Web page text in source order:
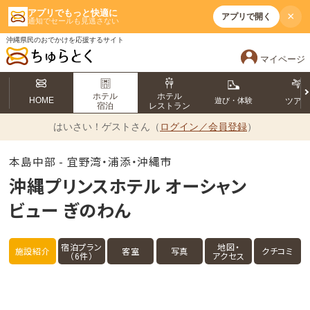
アプリでもっと快適に
通知でセールも見逃さない アプリで開く ×
沖縄県民のおでかけを応援するサイト
マイページ
HOME
ホテル
宿泊
ホテル
レストラン
遊び・体験 ツアー
はいさい！ ゲストさん（ ログイン／会員登録）
本島中部 - 宜野湾・浦添・沖縄市
沖縄プリンスホテル オーシャン
ビュー ぎのわん
施設紹介 宿泊プラン
（6件） 客室 写真 地図・
アクセス クチコミ